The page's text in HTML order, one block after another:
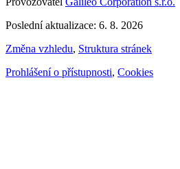
Poslední aktualizace: 6. 8. 2026
Změna vzhledu, Struktura stránek
Prohlášení o přístupnosti, Cookies